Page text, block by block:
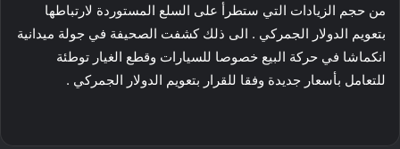
من حجم الزيادات التي ستطرأ على السلع المستوردة لارتباطها
بتعويم الدولار الجمركي . الى ذلك كشفت الصحيفة في جولة ميدانية
انكماشا في حركة البيع خصوصا للسيارات وقطع الغيار توطئة
للتعامل بأسعار جديدة وفقا للقرار بتعويم الدولار الجمركي .